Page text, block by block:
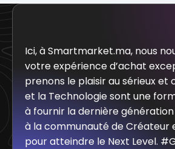
Ici, à Smartmarket.ma, nous
votre expérience d’achat
prenons le plaisir au sérieux et
et la Technologie sont une
à fournir la dernière
à la communauté de Créateur
pour atteindre le Next Level.